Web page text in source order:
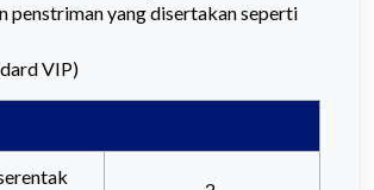
penstriman yang disertakan seperti
VIP)